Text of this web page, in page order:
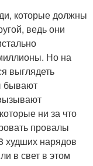
которые должны
ведь они
Но на
выглядеть
бывают
ни за что
провалы
худших нарядов
в свет в этом